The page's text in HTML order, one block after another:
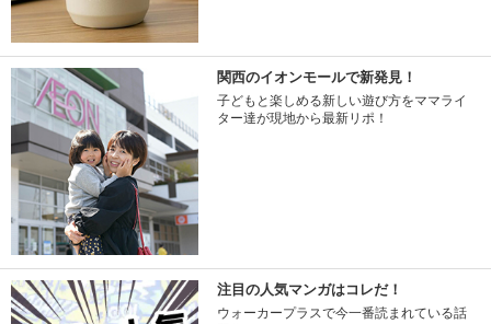
関西のイオンモールで新発見！
子どもと楽しめる新しい遊び方をママライ
ター達が現地から最新リポ！
注目の人気マンガはコレだ！
ウォーカープラスで今一番読まれている話